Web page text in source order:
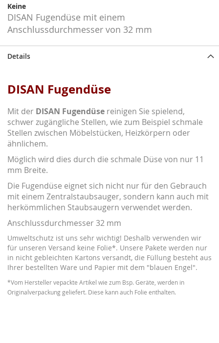
Keine
DISAN Fugendüse mit einem
Anschlussdurchmesser von 32 mm
Details
DISAN Fugendüse
Mit der DISAN Fugendüse reinigen Sie spielend,
schwer zugängliche Stellen, wie zum Beispiel schmale
Stellen zwischen Möbelstücken, Heizkörpern oder
ähnlichem.
Möglich wird dies durch die schmale Düse von nur 11
mm Breite.
Die Fugendüse eignet sich nicht nur für den Gebrauch
mit einem Zentralstaubsauger, sondern kann auch mit
herkömmlichen Staubsaugern verwendet werden.
Anschlussdurchmesser 32 mm
Umweltschutz ist uns sehr wichtig! Deshalb verwenden wir
für unseren Versand keine Folie*. Unsere Pakete werden nur
in nicht gebleichten Kartons versandt, die Füllung besteht aus
Ihrer bestellten Ware und Papier mit dem "blauen Engel".
*Vom Hersteller vepackte Artikel wie zum Bsp. Geräte, werden in
Originalverpackung geliefert. Diese kann auch Folie enthalten.